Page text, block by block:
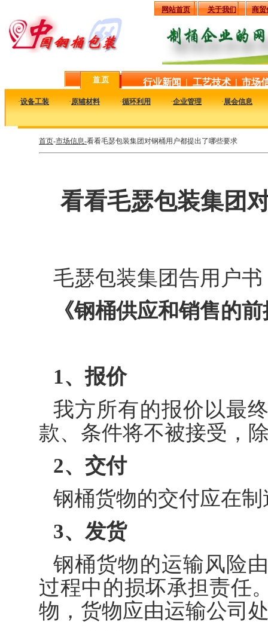
网站首页 关于我们 商贸
首 页 行业新闻 | 工艺技术 | 市场
·设备工装 ·原辅材料 ·循环利用 ·企业管理 ·展会信息
首页-市场信息-看看毛瑟包装集团对钢桶用户都提出了哪些要求
看看毛瑟包装集团
毛瑟包装集团告用户书
《钢桶供应和销售的
1、报价
我方所有的报价以最
款、条件将不被接受，
2、交付
钢桶货物的交付应在
3、发货
钢桶货物的运输风险
过程中的损坏承担责任
物，货物应由运输公司